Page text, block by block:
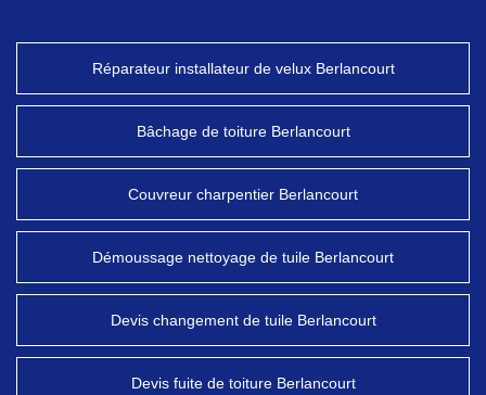
Réparateur installateur de velux Berlancourt
Bâchage de toiture Berlancourt
Couvreur charpentier Berlancourt
Démoussage nettoyage de tuile Berlancourt
Devis changement de tuile Berlancourt
Devis fuite de toiture Berlancourt